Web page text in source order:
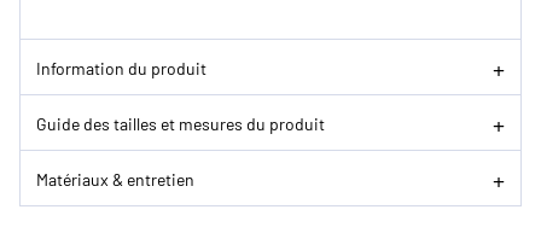
Information du produit
Guide des tailles et mesures du produit
Matériaux & entretien